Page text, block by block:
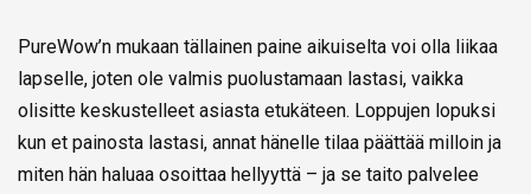
PureWow’n mukaan tällainen paine aikuiselta voi olla liikaa
lapselle, joten ole valmis puolustamaan lastasi, vaikka
olisitte keskustelleet asiasta etukäteen. Loppujen lopuksi
kun et painosta lastasi, annat hänelle tilaa päättää milloin ja
miten hän haluaa osoittaa hellyyttä – ja se taito palvelee